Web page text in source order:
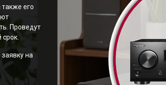
его
Проведут
на